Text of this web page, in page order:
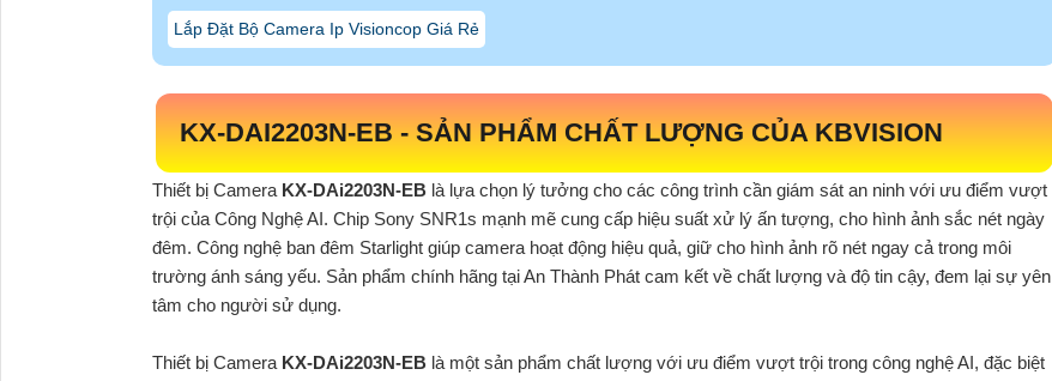
Lắp Đặt Bộ Camera Ip Visioncop Giá Rẻ
KX-DAI2203N-EB- SẢN PHẨM CHẤT LƯỢNG CỦA KBVISION
Thiết bị Camera KX-DAi2203N-EB là lựa chọn lý tưởng cho các công trình cần giám sát an ninh với ưu điểm vượt
trội của Công Nghệ AI. Chip Sony SNR1s mạnh mẽ cung cấp hiệu suất xử lý ấn tượng, cho hình ảnh sắc nét ngày
đêm. Công nghệ ban đêm Starlight giúp camera hoạt động hiệu quả, giữ cho hình ảnh rõ nét ngay cả trong môi
trường ánh sáng yếu. Sản phẩm chính hãng tại An Thành Phát cam kết về chất lượng và độ tin cậy, đem lại sự yên
tâm cho người sử dụng.
Thiết bị Camera KX-DAi2203N-EB là một sản phẩm chất lượng với ưu điểm vượt trội trong công nghệ AI, đặc biệt